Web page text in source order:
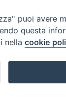
puoi avere
questa
nella cookie